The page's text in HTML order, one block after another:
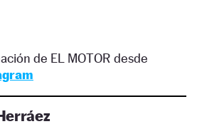
de EL MOTOR desde